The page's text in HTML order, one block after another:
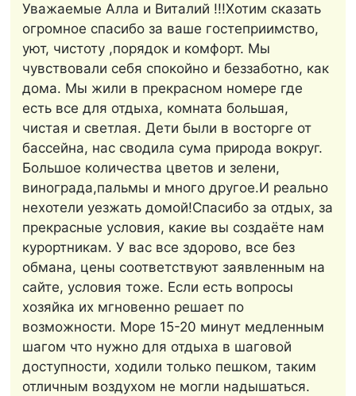
Уважаемые Алла и Виталий !!!Хотим сказать
огромное спасибо за ваше гостеприимство,
уют, чистоту ,порядок и комфорт. Мы
чувствовали себя спокойно и беззаботно, как
дома. Мы жили в прекрасном номере где
есть все для отдыха, комната большая,
чистая и светлая. Дети были в восторге от
бассейна, нас сводила сума природа вокруг.
Большое количества цветов и зелени,
винограда,пальмы и много другое.И реально
нехотели уезжать домой!Спасибо за отдых, за
прекрасные условия, какие вы создаёте нам
курортникам. У вас все здорово, все без
обмана, цены соответствуют заявленным на
сайте, условия тоже. Если есть вопросы
хозяйка их мгновенно решает по
возможности. Море 15-20 минут медленным
шагом что нужно для отдыха в шаговой
доступности, ходили только пешком, таким
отличным воздухом не могли надышаться.